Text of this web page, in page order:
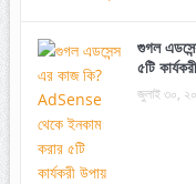
গুগল
৫টি
জুলাই ৩০,